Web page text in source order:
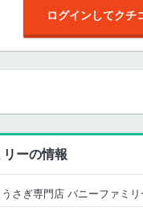
ログインしてクチ
ーの情報
うさぎ専門店 バニーファミリ